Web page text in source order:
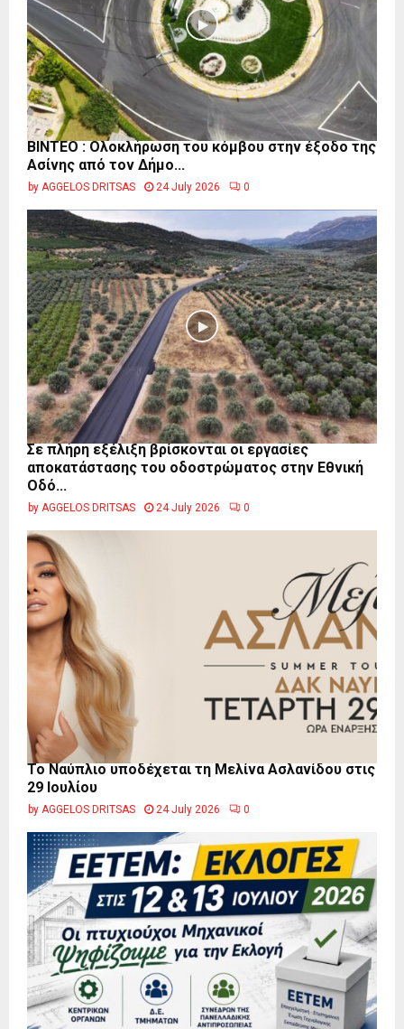
ΒΙΝΤΕΟ : Ολοκλήρωση του κόμβου στην έξοδο της
Ασίνης από τον Δήμο...
by AGGELOS DRITSAS 24 July 2026 0
Σε πλήρη εξέλιξη βρίσκονται οι εργασίες
αποκατάστασης του οδοστρώματος στην Εθνική
Οδό...
by AGGELOS DRITSAS 24 July 2026 0
Το Ναύπλιο υποδέχεται τη Μελίνα Ασλανίδου στις
29 Ιουλίου
by AGGELOS DRITSAS 24 July 2026 0